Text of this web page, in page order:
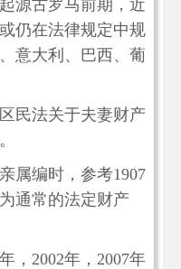
源古罗马前期，近
仍在法律规定中规
意大利、巴西、葡
民法关于夫妻财产
属编时，参考1907
通常的法定财产
，2002年，2007年